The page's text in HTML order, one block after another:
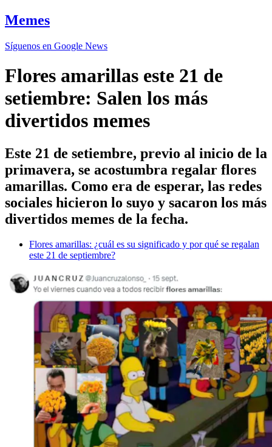
Memes
Síguenos en Google News
Flores amarillas este 21 de
setiembre: Salen los más
divertidos memes
Este 21 de setiembre, previo al inicio de la
primavera, se acostumbra regalar flores
amarillas. Como era de esperar, las redes
sociales hicieron lo suyo y sacaron los más
divertidos memes de la fecha.
Flores amarillas: ¿cuál es su significado y por qué se regalan
este 21 de septiembre?